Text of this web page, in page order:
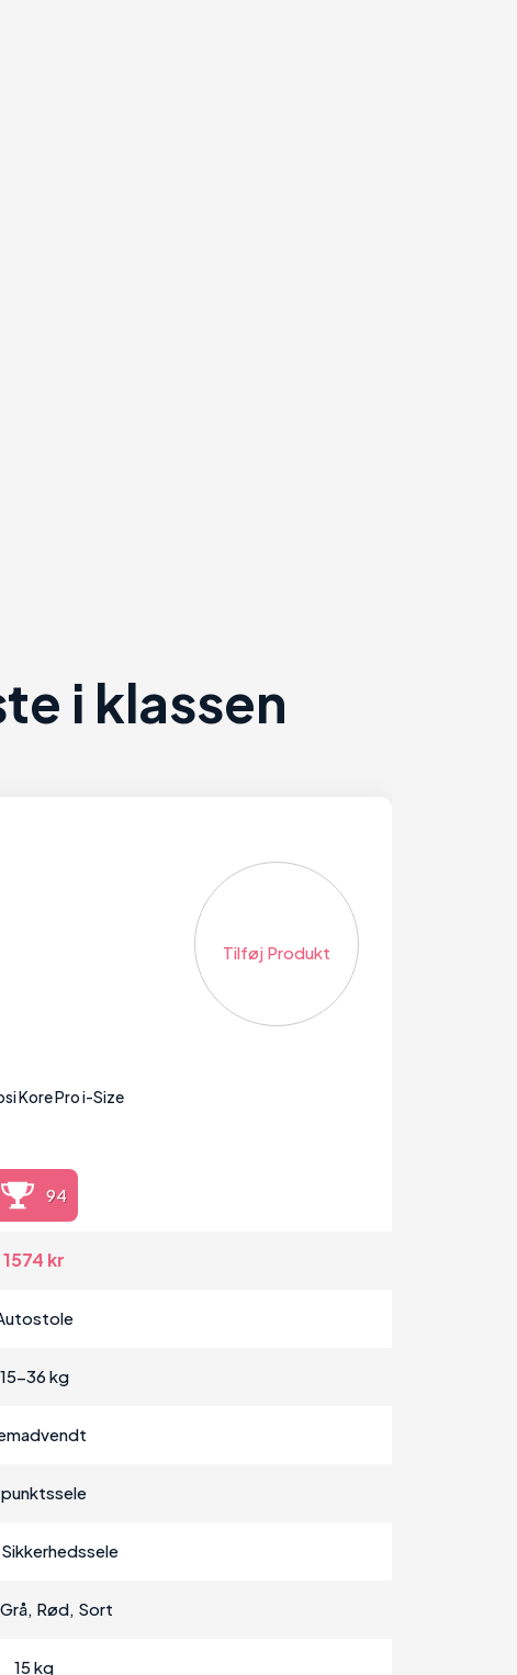
i klassen
Kore Pro i-Size
94
Tilføj Produkt
1574 kr
15-36 kg
Rød, Sort
15 kg